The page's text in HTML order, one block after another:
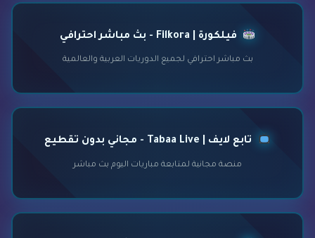
فيلكورة | Filkora - بث مباشر احترافي
بث مباشر احترافي لجميع الدوريات العربية والعالمية
تابع لايف | Tabaa Live - مجاني بدون تقطيع
منصة مجانية لمتابعة مباريات اليوم بث مباشر